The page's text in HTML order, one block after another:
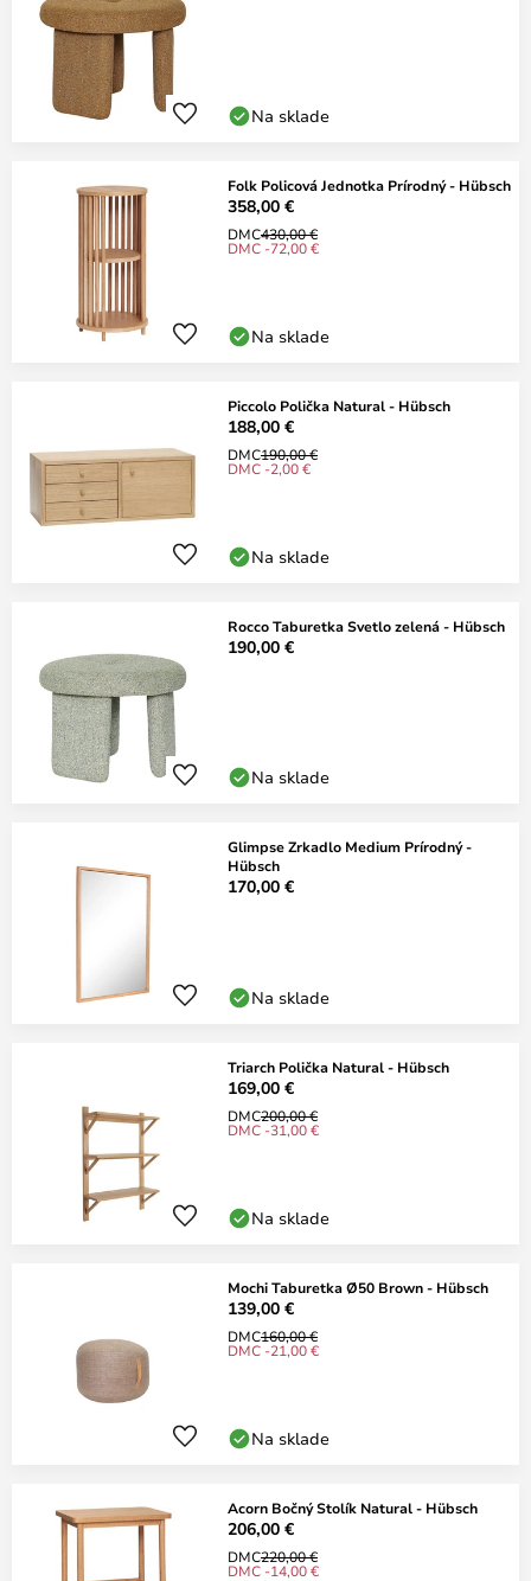
Na sklade
Folk Policová Jednotka Prírodný - Hübsch
358,00 €
DMC430,00 €
DMC -72,00 €
Na sklade
Piccolo Polička Natural - Hübsch
188,00 €
DMC190,00 €
DMC -2,00 €
Na sklade
Rocco Taburetka Svetlo zelená - Hübsch
190,00 €
Na sklade
Glimpse Zrkadlo Medium Prírodný -
Hübsch
170,00 €
Na sklade
Triarch Polička Natural - Hübsch
169,00 €
DMC200,00 €
DMC -31,00 €
Na sklade
Mochi Taburetka Ø50 Brown - Hübsch
139,00 €
DMC160,00 €
DMC -21,00 €
Na sklade
Acorn Bočný Stolík Natural - Hübsch
206,00 €
DMC220,00 €
DMC -14,00 €